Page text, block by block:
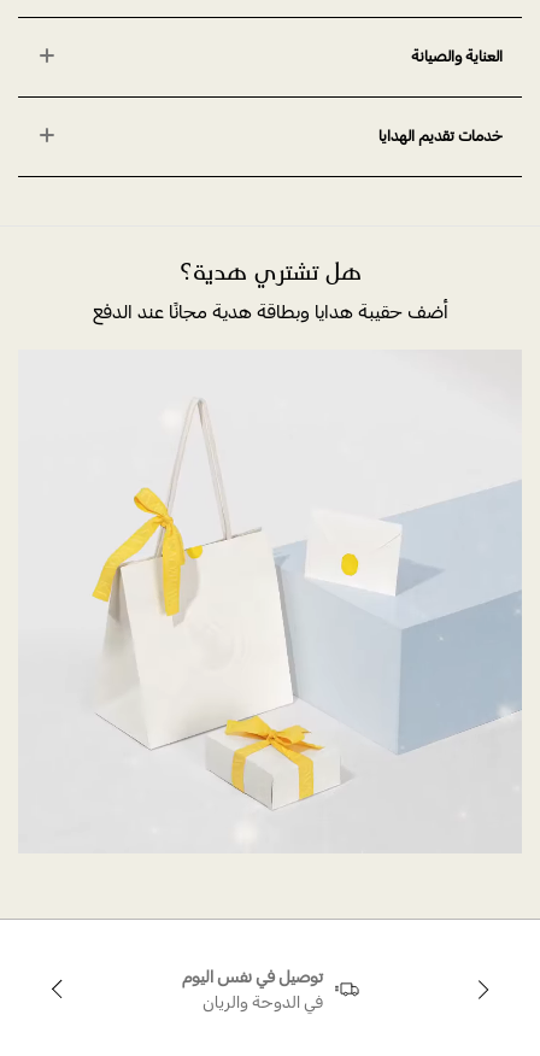
العناية والصيانة
خدمات تقديم الهدايا
هل تشتري هدية؟
أضف حقيبة هدايا وبطاقة هدية مجانًا عند الدفع
توصيل في نفس اليوم
في الدوحة والريان